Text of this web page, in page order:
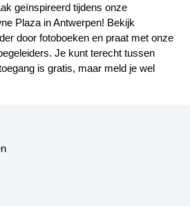
geïnspireerd tijdens onze
Plaza in Antwerpen! Bekijk
door fotoboeken en praat met onze
Je kunt terecht tussen
is gratis, maar meld je wel